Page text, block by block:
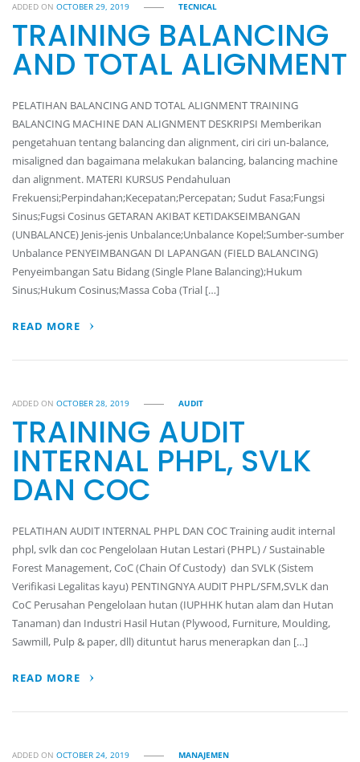
ADDED ONOCTOBER 29, 2019 TECNICAL
TRAINING BALANCING
AND TOTAL ALIGNMENT
PELATIHAN BALANCING AND TOTAL ALIGNMENT TRAINING
BALANCING MACHINE DAN ALIGNMENT DESKRIPSI Memberikan
pengetahuan tentang balancing dan alignment, ciri ciri un-balance,
misaligned dan bagaimana melakukan balancing, balancing machine
dan alignment. MATERI KURSUS Pendahuluan
Frekuensi;Perpindahan;Kecepatan;Percepatan; Sudut Fasa;Fungsi
Sinus;Fugsi Cosinus GETARAN AKIBAT KETIDAKSEIMBANGAN
(UNBALANCE) Jenis-jenis Unbalance;Unbalance Kopel;Sumber-sumber
Unbalance PENYEIMBANGAN DI LAPANGAN (FIELD BALANCING)
Penyeimbangan Satu Bidang (Single Plane Balancing);Hukum
Sinus;Hukum Cosinus;Massa Coba (Trial […]
READ MORE
ADDED ONOCTOBER 28, 2019 AUDIT
TRAINING AUDIT
INTERNAL PHPL, SVLK
DAN COC
PELATIHAN AUDIT INTERNAL PHPL DAN COC Training audit internal
phpl, svlk dan coc Pengelolaan Hutan Lestari (PHPL) / Sustainable
Forest Management, CoC (Chain Of Custody) dan SVLK (Sistem
Verifikasi Legalitas kayu) PENTINGNYA AUDIT PHPL/SFM,SVLK dan
CoC Perusahan Pengelolaan hutan (IUPHHK hutan alam dan Hutan
Tanaman) dan Industri Hasil Hutan (Plywood, Furniture, Moulding,
Sawmill, Pulp & paper, dll) dituntut harus menerapkan dan […]
READ MORE
ADDED ONOCTOBER 24, 2019 MANAJEMEN